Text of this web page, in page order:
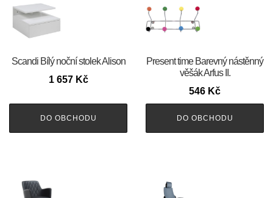
Scandi Bílý noční stolek Alison
1 657 Kč
DO OBCHODU
Present time Barevný nástěnný
věšák Arfus II.
546 Kč
DO OBCHODU